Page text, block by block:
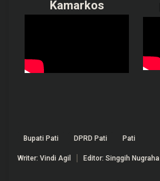
Kamarkos
Bupati Pati DPRD Pati Pati
Writer: Vindi Agil Editor: Singgih Nugraha